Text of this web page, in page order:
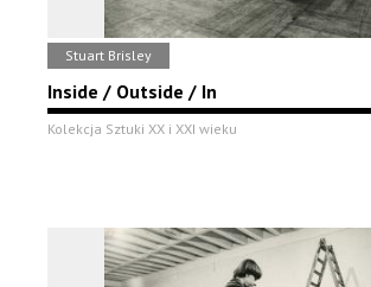
Stuart Brisley
Inside / Outside / In
Kolekcja Sztuki XX i XXI wieku